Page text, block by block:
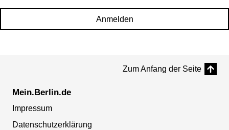
Anmelden
Zum Anfang der Seite
Mein.Berlin.de
Impressum
Datenschutzerklärung